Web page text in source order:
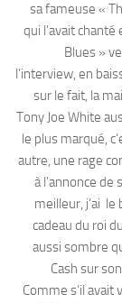
sa fameuse «
qui l’avait chanté
Blues »
l’interview, en
sur le fait, la
Tony Joe White
le plus marqué,
autre, une rage
à l’annonce
meilleur, j’ai le
cadeau du roi
aussi sombre
Cash sur
Comme s’il avait